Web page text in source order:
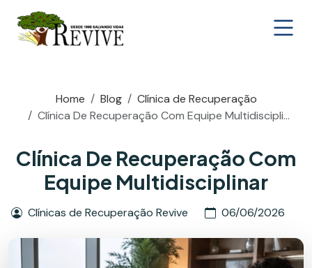
Home Blog
Clínica de Recuperação
Clínica De Recuperação Com Equipe Multidiscipli...
Clínica De Recuperação Com
Equipe Multidisciplinar
Clínicas de Recuperação Revive 06/06/2026